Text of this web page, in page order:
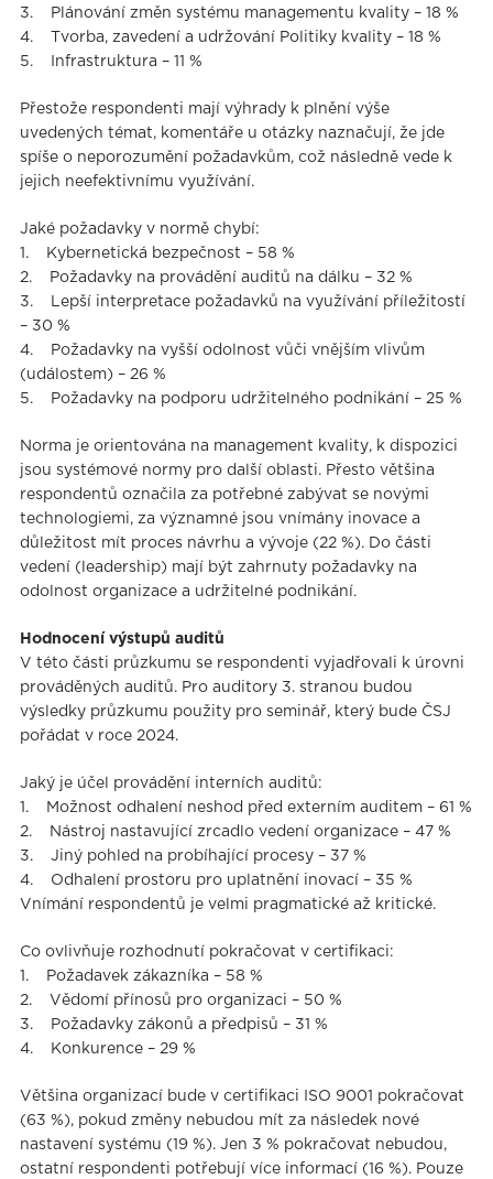
3. Plánování změn systému managementu kvality – 18 %
4. Tvorba, zavedení a udržování Politiky kvality – 18 %
5. Infrastruktura – 11 %
Přestože respondenti mají výhrady k plnění výše
uvedených témat, komentáře u otázky naznačují, že jde
spíše o neporozumění požadavkům, což následně vede k
jejich neefektivnímu využívání.
Jaké požadavky v normě chybí:
1. Kybernetická bezpečnost – 58 %
2. Požadavky na provádění auditů na dálku – 32 %
3. Lepší interpretace požadavků na využívání příležitostí
– 30 %
4. Požadavky na vyšší odolnost vůči vnějším vlivům
(událostem) – 26 %
5. Požadavky na podporu udržitelného podnikání – 25 %
Norma je orientována na management kvality, k dispozici
jsou systémové normy pro další oblasti. Přesto většina
respondentů označila za potřebné zabývat se novými
technologiemi, za významné jsou vnímány inovace a
důležitost mít proces návrhu a vývoje (22 %). Do části
vedení (leadership) mají být zahrnuty požadavky na
odolnost organizace a udržitelné podnikání.
Hodnocení výstupů auditů
V této části průzkumu se respondenti vyjadřovali k úrovni
prováděných auditů. Pro auditory 3. stranou budou
výsledky průzkumu použity pro seminář, který bude ČSJ
pořádat v roce 2024.
Jaký je účel provádění interních auditů:
1. Možnost odhalení neshod před externím auditem – 61 %
2. Nástroj nastavující zrcadlo vedení organizace – 47 %
3. Jiný pohled na probíhající procesy – 37 %
4. Odhalení prostoru pro uplatnění inovací – 35 %
Vnímání respondentů je velmi pragmatické až kritické.
Co ovlivňuje rozhodnutí pokračovat v certifikaci:
1. Požadavek zákazníka – 58 %
2. Vědomí přínosů pro organizaci – 50 %
3. Požadavky zákonů a předpisů – 31 %
4. Konkurence – 29 %
Většina organizací bude v certifikaci ISO 9001 pokračovat
(63 %), pokud změny nebudou mít za následek nové
nastavení systému (19 %). Jen 3 % pokračovat nebudou,
ostatní respondenti potřebují více informací (16 %). Pouze